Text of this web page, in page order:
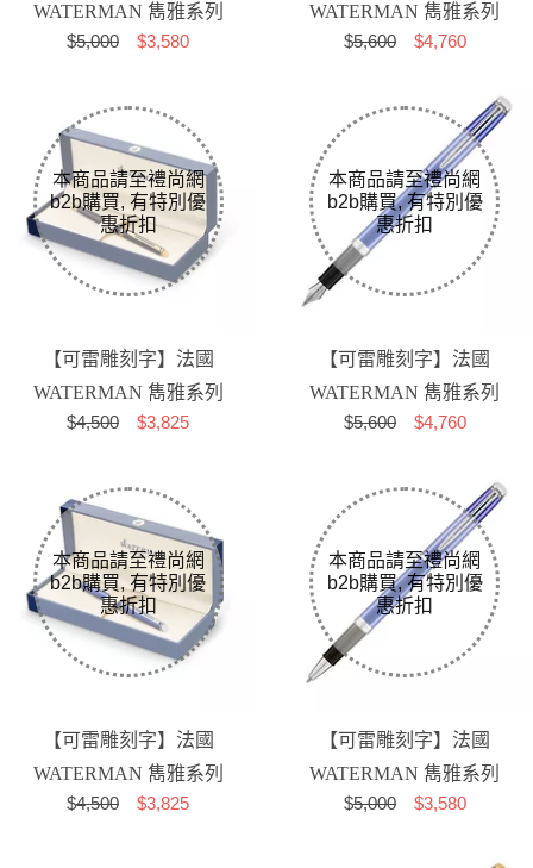
WATERMAN 雋雅系列
麗雅黑白夾 鋼珠筆
$5,000 $3,580
WATERMAN 雋雅系列
麗雅黑金夾 F尖 鋼筆
$5,600$4,760
【可雷雕刻字】法國
WATERMAN 雋雅系列
麗雅黑金夾 原子筆
$4,500 $3,825
【可雷雕刻字】法國
WATERMAN 雋雅系列
寶石藍 F尖 鋼筆
$5,600$4,760
【可雷雕刻字】法國
WATERMAN 雋雅系列
寶石藍 原子筆
$4,500 $3,825
【可雷雕刻字】法國
WATERMAN 雋雅系列
寶石藍 鋼珠筆
$5,000$3,580